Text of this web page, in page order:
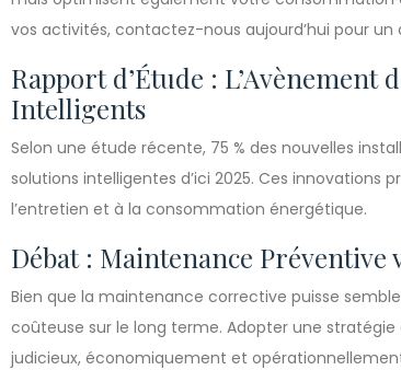
vos activités, contactez-nous aujourd’hui pour
Rapport d’Étude : L’Avènement
Intelligents
Selon une étude récente, 75 % des nouvelles
solutions intelligentes d’ici 2025. Ces
l’entretien et à la consommation énergétique.
Débat : Maintenance Préventive
Bien que la maintenance corrective puisse
coûteuse sur le long terme. Adopter une
judicieux, économiquement et